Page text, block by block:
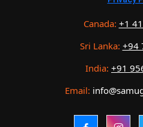
Canada: +1
Sri Lanka: +94
India: +91
Email: